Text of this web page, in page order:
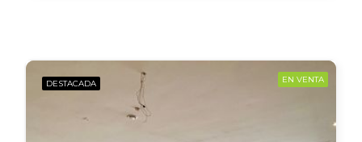
DESTACADA EN VENTA